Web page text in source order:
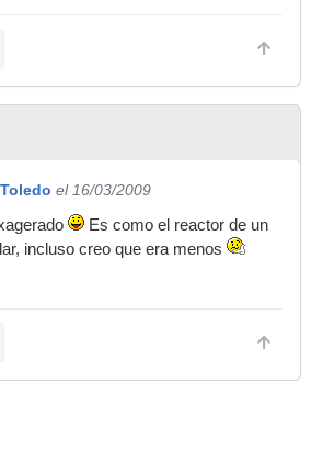
el 16/03/2009
Es como el reactor de un
incluso creo que era menos